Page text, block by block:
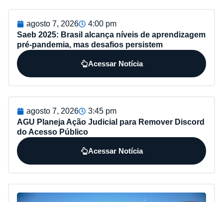
agosto 7, 2026
4:00 pm
Saeb 2025: Brasil alcança níveis de aprendizagem
pré-pandemia, mas desafios persistem
Acessar Notícia
agosto 7, 2026
3:45 pm
AGU Planeja Ação Judicial para Remover Discord
do Acesso Público
Acessar Notícia